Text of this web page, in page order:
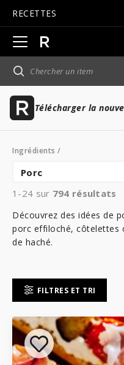
RECETTES
Ouvrir
la
navigation
principale
Télécharger la
Ingrédients /
Porc
1-24 sur 794 résultats
Découvrez des idées de
porc effiloché, côtelettes
de haché.
FILTRES ET TRI